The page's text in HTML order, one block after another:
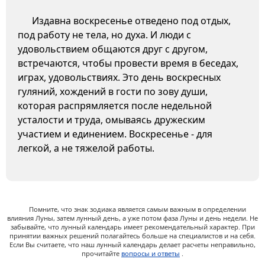
Издавна воскресенье отведено под отдых,
под работу не тела, но духа. И люди с
удовольствием общаются друг с другом,
встречаются, чтобы провести время в беседах,
играх, удовольствиях. Это день воскресных
гуляний, хождений в гости по зову души,
которая распрямляется после недельной
усталости и труда, омываясь дружеским
участием и единением. Воскресенье - для
легкой, а не тяжелой работы.
Помните, что знак зодиака является самым важным в определении
влияния Луны, затем лунный день, а уже потом фаза Луны и день недели. Не
забывайте, что лунный календарь имеет рекомендательный характер. При
принятии важных решений полагайтесь больше на специалистов и на себя.
Если Вы считаете, что наш лунный календарь делает расчеты неправильно,
прочитайте вопросы и ответы .